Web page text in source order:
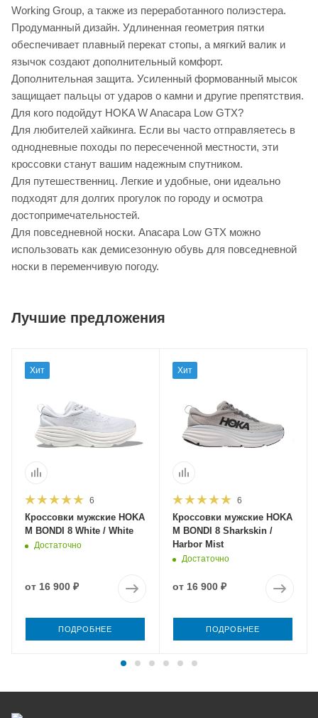
Working Group, а также из переработанного полиэстера.
Продуманный дизайн. Удлиненная геометрия пятки
обеспечивает плавный перекат стопы, а мягкий валик и
язычок создают дополнительный комфорт.
Дополнительная защита. Усиленный формованный мысок
защищает пальцы от ударов о камни и другие препятствия.
Для кого подойдут HOKA W Anacapa Low GTX?
Для любителей хайкинга. Если вы часто отправляетесь в
однодневные походы по пересеченной местности, эти
кроссовки станут вашим надежным спутником.
Для путешественниц. Легкие и удобные, они идеально
подходят для долгих прогулок по городу и осмотра
достопримечательностей.
Для повседневной носки. Anacapa Low GTX можно
использовать как демисезонную обувь для повседневной
носки в переменчивую погоду.
Лучшие предложения
Хит
6
Кроссовки мужские HOKA
M BONDI 8 White / White
Достаточно
от 16 900 ₽
ПОДРОБНЕЕ
Хит
6
Кроссовки мужские HOKA
M BONDI 8 Sharkskin /
Harbor Mist
Достаточно
от 16 900 ₽
ПОДРОБНЕЕ